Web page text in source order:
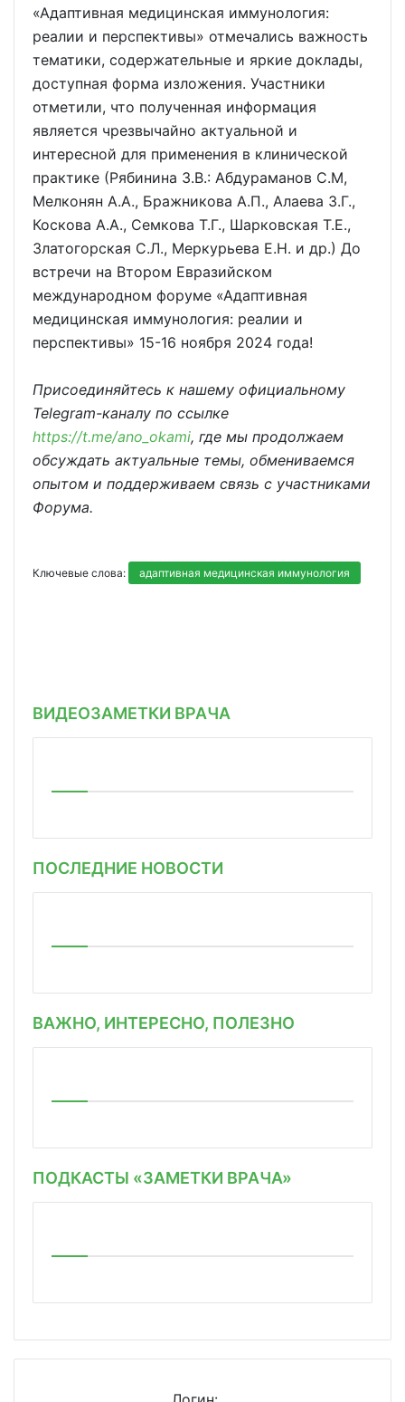
«Адаптивная медицинская иммунология:
реалии и перспективы» отмечались важность
тематики, содержательные и яркие доклады,
доступная форма изложения. Участники
отметили, что полученная информация
является чрезвычайно актуальной и
интересной для применения в клинической
практике (Рябинина З.В.: Абдураманов С.М,
Мелконян А.А., Бражникова А.П., Алаева З.Г.,
Коскова А.А., Семкова Т.Г., Шарковская Т.Е.,
Златогорская С.Л., Меркурьева Е.Н. и др.) До
встречи на Втором Евразийском
международном форуме «Адаптивная
медицинская иммунология: реалии и
перспективы» 15-16 ноября 2024 года!
Присоединяйтесь к нашему официальному
Telegram-каналу по ссылке
https://t.me/ano_okami, где мы продолжаем
обсуждать актуальные темы, обмениваемся
опытом и поддерживаем связь с участниками
Форума.
Ключевые слова: адаптивная медицинская иммунология
ВИДЕОЗАМЕТКИ ВРАЧА
ПОСЛЕДНИЕ НОВОСТИ
ВАЖНО, ИНТЕРЕСНО, ПОЛЕЗНО
ПОДКАСТЫ «ЗАМЕТКИ ВРАЧА»